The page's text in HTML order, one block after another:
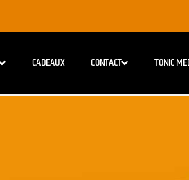
CADEAUX CONTACT TONIC